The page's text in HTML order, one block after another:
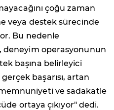
çoğu zaman
veya destek sürecinde
Bu nedenle
deneyim operasyonunun
başına belirleyici
başarısı, artan
ve sadakatle
ortaya çıkıyor" dedi.